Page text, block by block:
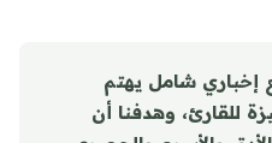
إخباري شامل يهتم
للقارئ، وهدفنا أن